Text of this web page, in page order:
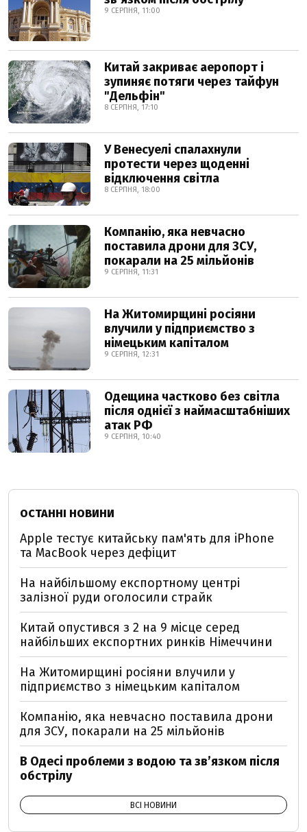
9 СЕРПНЯ, 11:00
Китай закриває аеропорт і
зупиняє потяги через тайфун
"Дельфін"
8 СЕРПНЯ, 17:10
У Венесуелі спалахнули
протести через щоденні
відключення світла
8 СЕРПНЯ, 18:00
Компанію, яка невчасно
поставила дрони для ЗСУ,
покарали на 25 мільйонів
9 СЕРПНЯ, 11:31
На Житомирщині росіяни
влучили у підприємство з
німецьким капіталом
9 СЕРПНЯ, 12:31
Одещина частково без світла
після однієї з наймасштабніших
атак РФ
9 СЕРПНЯ, 10:40
ОСТАННІ НОВИНИ
Apple тестує китайську пам'ять для iPhone
та MacBook через дефіцит
На найбільшому експортному центрі
залізної руди оголосили страйк
Китай опустився з 2 на 9 місце серед
найбільших експортних ринків Німеччини
На Житомирщині росіяни влучили у
підприємство з німецьким капіталом
Компанію, яка невчасно поставила дрони
для ЗСУ, покарали на 25 мільйонів
В Одесі проблеми з водою та звʼязком після
обстрілу
ВСІ НОВИНИ